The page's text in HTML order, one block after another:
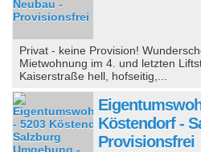
Privat - keine Provision!
Mietwohnung im 4. und letzten
Kaiserstraße hell, hofseitig,...
Köstendorf -
Provisionsfrei